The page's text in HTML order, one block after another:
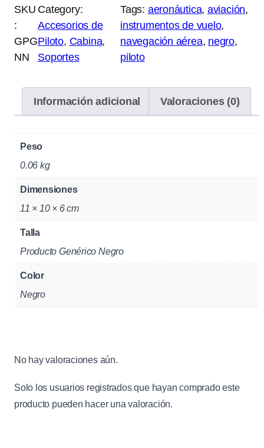
o
t
e
a
C
u
G
r
e
é
r
SKU
:
GPG
NN
Category:
Accesorios de
Piloto, Cabina
Soportes
Tags: aeronáutica, aviación
instrumentos de vuelo
navegación aérea, negro
piloto
Información adicional Valoraciones (0)
Peso
0.06 kg
Dimensiones
11 × 10 × 6 cm
Talla
Producto Genérico Negro
Color
Negro
No hay valoraciones aún.
Solo los usuarios registrados que hayan comprado este
producto pueden hacer una valoración.